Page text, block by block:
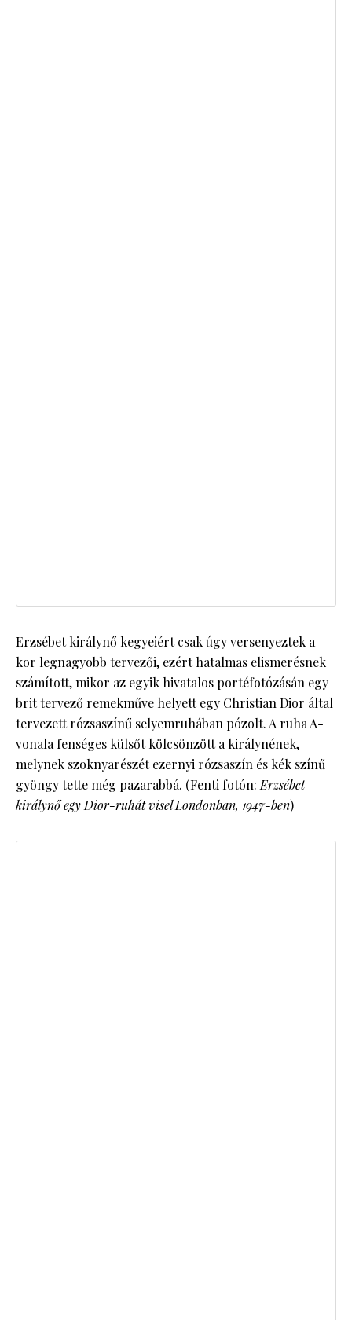
Erzsébet királynő kegyeiért csak úgy versenyeztek a
kor legnagyobb tervezői, ezért hatalmas elismerésnek
számított, mikor az egyik hivatalos portéfotózásán egy
brit tervező remekműve helyett egy Christian Dior által
tervezett rózsaszínű selyemruhában pózolt. A ruha A-
vonala fenséges külsőt kölcsönzött a királynének,
melynek szoknyarészét ezernyi rózsaszín és kék színű
gyöngy tette még pazarabbá. (Fenti fotón:Erzsébet
királynő egy Dior-ruhát visel Londonban, 1947-ben)